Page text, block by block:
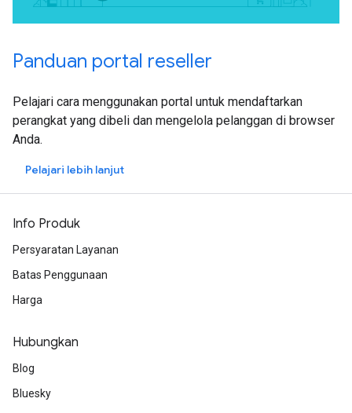
Panduan portal reseller
Pelajari cara menggunakan portal untuk mendaftarkan
perangkat yang dibeli dan mengelola pelanggan di browser
Anda.
Pelajari lebih lanjut
Info Produk
Persyaratan Layanan
Batas Penggunaan
Harga
Hubungkan
Blog
Bluesky